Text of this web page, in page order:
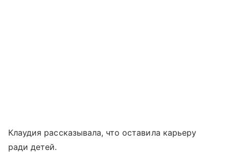
Клаудия рассказывала, что оставила карьеру
ради детей.